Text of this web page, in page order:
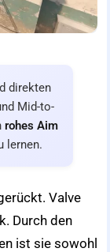
direkten
Mid-to-
rohes Aim
lernen.
Valve
Durch den
ist sie sowohl